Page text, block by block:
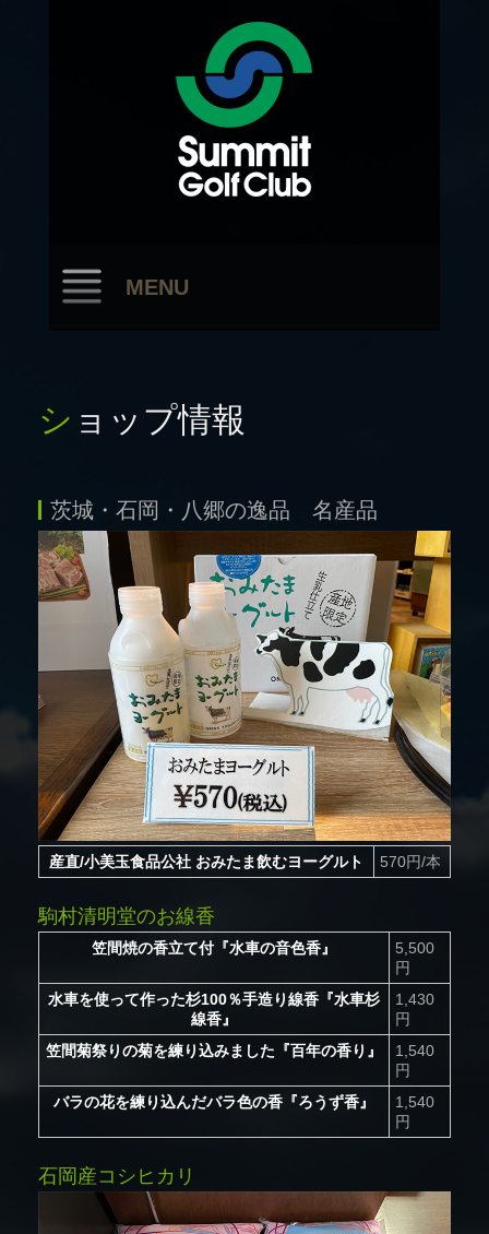
MENU
ショップ情報
茨城・石岡・八郷の逸品 名産品
産直/小美玉食品公社 おみたま飲むヨーグルト 570円/本
駒村清明堂のお線香
笠間焼の香立て付『水車の音色香』
5,500
円
水車を使って作った杉100％手造り線香『水車杉
線香』
1,430
円
笠間菊祭りの菊を練り込みました『百年の香り』
1,540
円
バラの花を練り込んだバラ色の香『ろうず香』
1,540
円
石岡産コシヒカリ